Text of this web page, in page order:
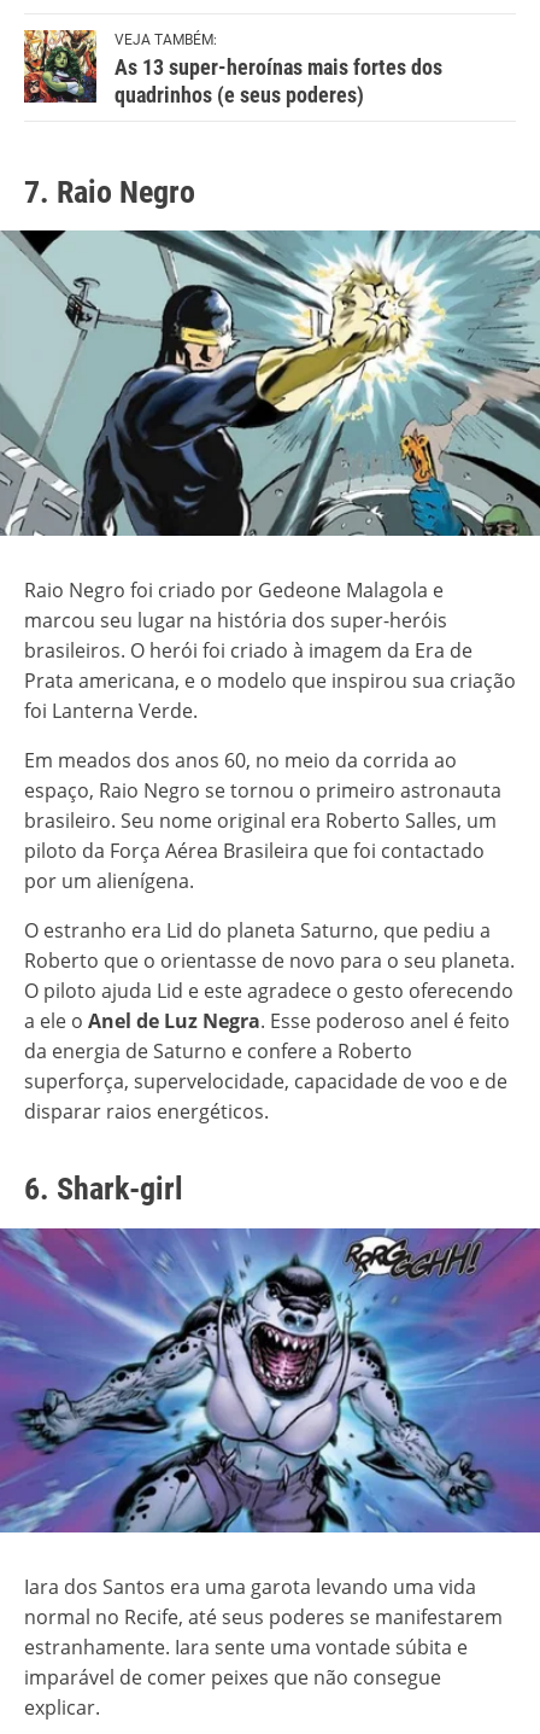
VEJA TAMBÉM:
As 13 super-heroínas mais fortes dos
quadrinhos (e seus poderes)
7. Raio Negro
Raio Negro foi criado por Gedeone Malagola e
marcou seu lugar na história dos super-heróis
brasileiros. O herói foi criado à imagem da Era de
Prata americana, e o modelo que inspirou sua criação
foi Lanterna Verde.
Em meados dos anos 60, no meio da corrida ao
espaço, Raio Negro se tornou o primeiro astronauta
brasileiro. Seu nome original era Roberto Salles, um
piloto da Força Aérea Brasileira que foi contactado
por um alienígena.
O estranho era Lid do planeta Saturno, que pediu a
Roberto que o orientasse de novo para o seu planeta.
O piloto ajuda Lid e este agradece o gesto oferecendo
a ele o Anel de Luz Negra. Esse poderoso anel é feito
da energia de Saturno e confere a Roberto
superforça, supervelocidade, capacidade de voo e de
disparar raios energéticos.
6. Shark-girl
Iara dos Santos era uma garota levando uma vida
normal no Recife, até seus poderes se manifestarem
estranhamente. Iara sente uma vontade súbita e
imparável de comer peixes que não consegue
explicar.